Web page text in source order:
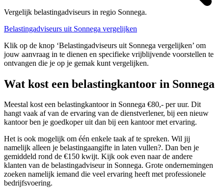
Vergelijk belastingadviseurs in regio Sonnega.
Belastingadviseurs uit Sonnega vergelijken
Klik op de knop ‘Belastingadviseurs uit Sonnega vergelijken’ om
jouw aanvraag in te dienen en specifieke vrijblijvende voorstellen te
ontvangen die je op je gemak kunt vergelijken.
Wat kost een belastingkantoor in Sonnega
Meestal kost een belastingkantoor in Sonnega €80,- per uur. Dit
hangt vaak af van de ervaring van de dienstverlener, bij een nieuw
kantoor ben je goedkoper uit dan bij een kantoor met ervaring.
Het is ook mogelijk om één enkele taak af te spreken. Wil jij
namelijk alleen je belastingaangifte in laten vullen?. Dan ben je
gemiddeld rond de €150 kwijt. Kijk ook even naar de andere
klanten van de belastingadviseur in Sonnega. Grote ondernemingen
zoeken namelijk iemand die veel ervaring heeft met professionele
bedrijfsvoering.